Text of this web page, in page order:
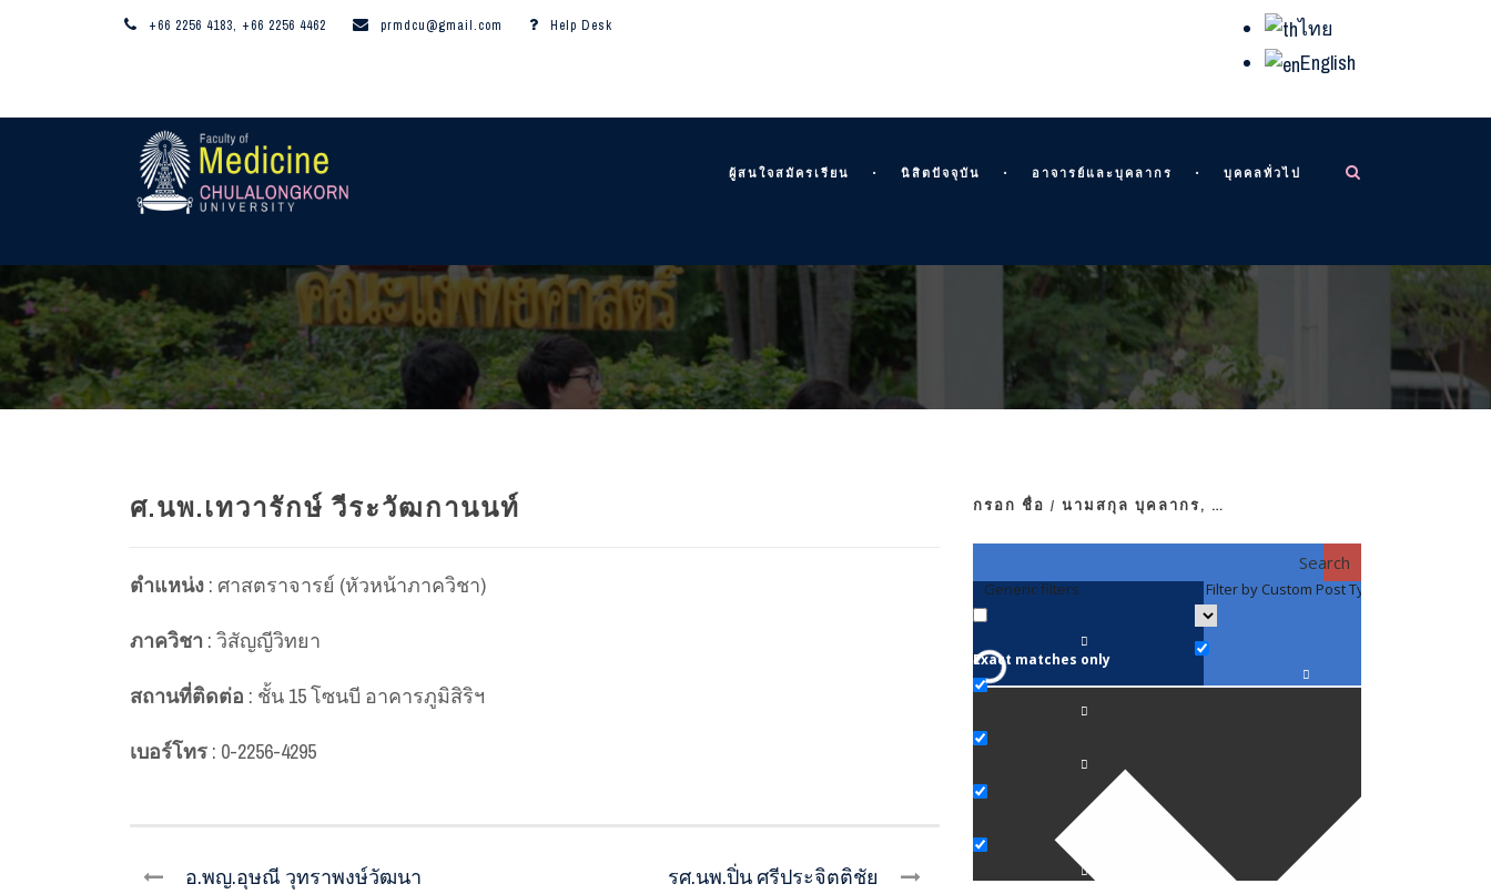
+66 2256 4183, +66 2256 4462 prmdcu@gmail.com Help Desk
ไทย
English
ผู้สนใจสมัครเรียน นิสิตปัจจุบัน อาจารย์และบุคลากร บุคคลทั่วไป
ศ.นพ.เทวารักษ์ วีระวัฒกานนท์
ตำแหน่ง : ศาสตราจารย์ (หัวหน้าภาควิชา)
ภาควิชา : วิสัญญีวิทยา
สถานที่ติดต่อ : ชั้น 15 โซนบี อาคารภูมิสิริฯ
เบอร์โทร : 0-2256-4295
อ.พญ.อุษณี วุทราพงษ์วัฒนา รศ.นพ.ปิ่น ศรีประจิตติชัย
กรอก ชื่อ / นามสกุล บุคลากร, …
Search
Generic filters
Exact matches only
Filter by Custom Post Type